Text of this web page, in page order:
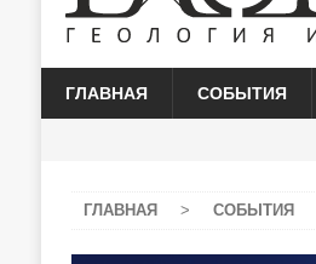
ГЛАВНАЯ СОБЫТИЯ
ГЛАВНАЯ > СОБЫТИЯ